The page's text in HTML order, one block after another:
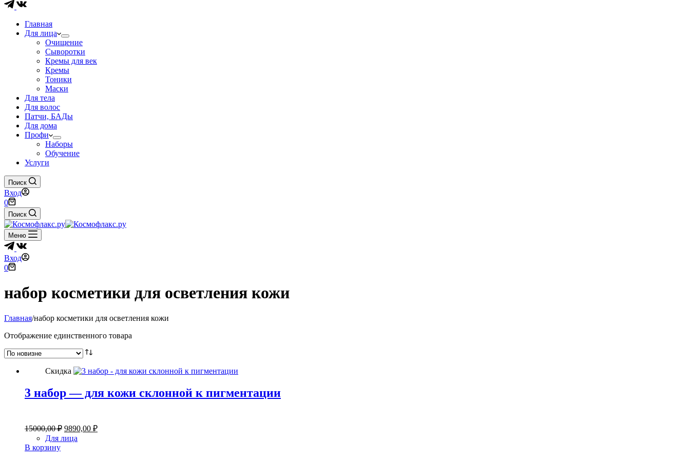
Главная
Для лица
Очищение
Сыворотки
Кремы для век
Кремы
Тоники
Маски
Для тела
Для волос
Патчи, БАДы
Для дома
Профи
Наборы
Обучение
Услуги
Поиск
Вход
Корзина
0
Поиск
Меню
Вход
Корзина
0
набор косметики для осветления кожи
Главная/набор косметики для осветления кожи
Отображение единственного товара
Скидка
3 набор — для кожи склонной к пигментации
15000,00₽ Первоначальная
цена
составляла
9890,00 ₽Текущая
Для лица
В корзину